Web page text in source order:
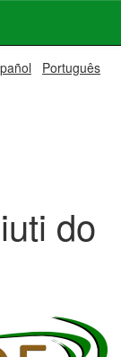
Português
do